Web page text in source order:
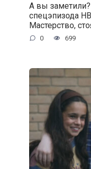
А вы
спецэпизода
Мастерство,
0 699